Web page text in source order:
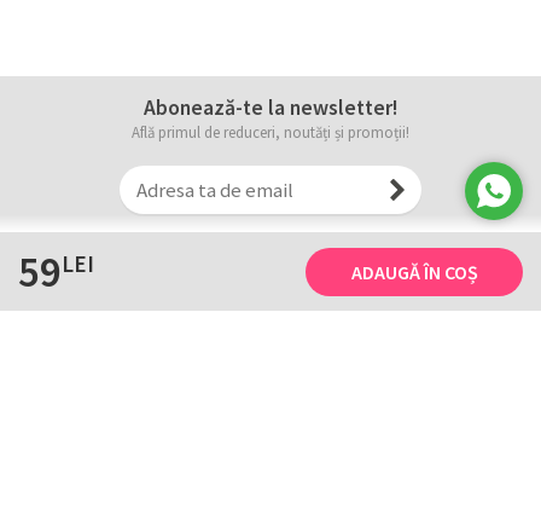
59LEI ADAUGĂ ÎN COȘ
Abonează-te la newsletter!
Află primul de reduceri, noutăți și promoții!
Tricourile noastre